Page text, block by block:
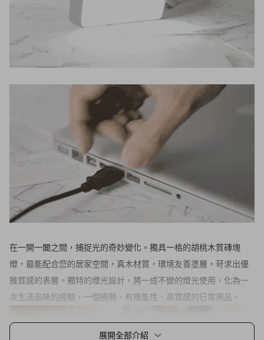
展開全部介紹
在一開一闔之間，捕捉光的奇妙變化。獨具一格的胡桃木質磚塊
燈，最能配合您的居家空間，真木材質，環境友善塗層，苛求出優
雅質感的表層。獨特的燈光設計，將一成不變的燈光使用，化為一
次生活品味的經驗，一個極簡、有機能性、高質感的日常用品。